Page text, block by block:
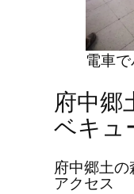
電車
府中郷
ベキュ
府中郷土
アクセス